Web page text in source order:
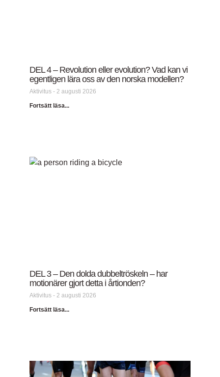
DEL 4 – Revolution eller evolution? Vad kan vi
egentligen lära oss av den norska modellen?
Aktivitus 2 augusti 2026
Fortsätt läsa...
DEL 3 – Den dolda dubbeltröskeln – har
motionärer gjort detta i årtionden?
Aktivitus 2 augusti 2026
Fortsätt läsa...